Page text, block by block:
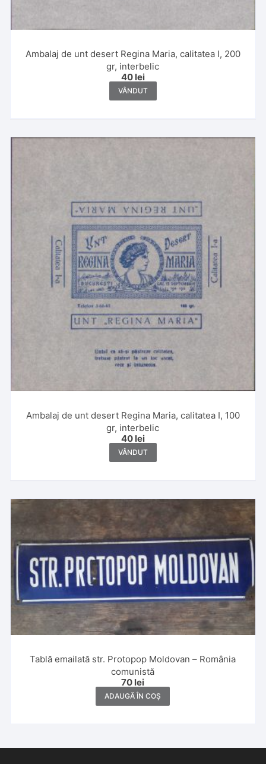
Ambalaj de unt desert Regina Maria, calitatea I, 200
gr, interbelic
40 lei
VÂNDUT
Ambalaj de unt desert Regina Maria, calitatea I, 100
gr, interbelic
40 lei
VÂNDUT
Tablă emailată str. Protopop Moldovan – România
comunistă
70 lei
ADAUGĂ ÎN COȘ